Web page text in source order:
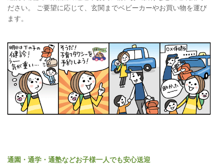
ださい。 ご要望に応じて、玄関までベビーカーやお買い物を運び
ます。
通園・通学・通塾などお子様一人でも安心送迎